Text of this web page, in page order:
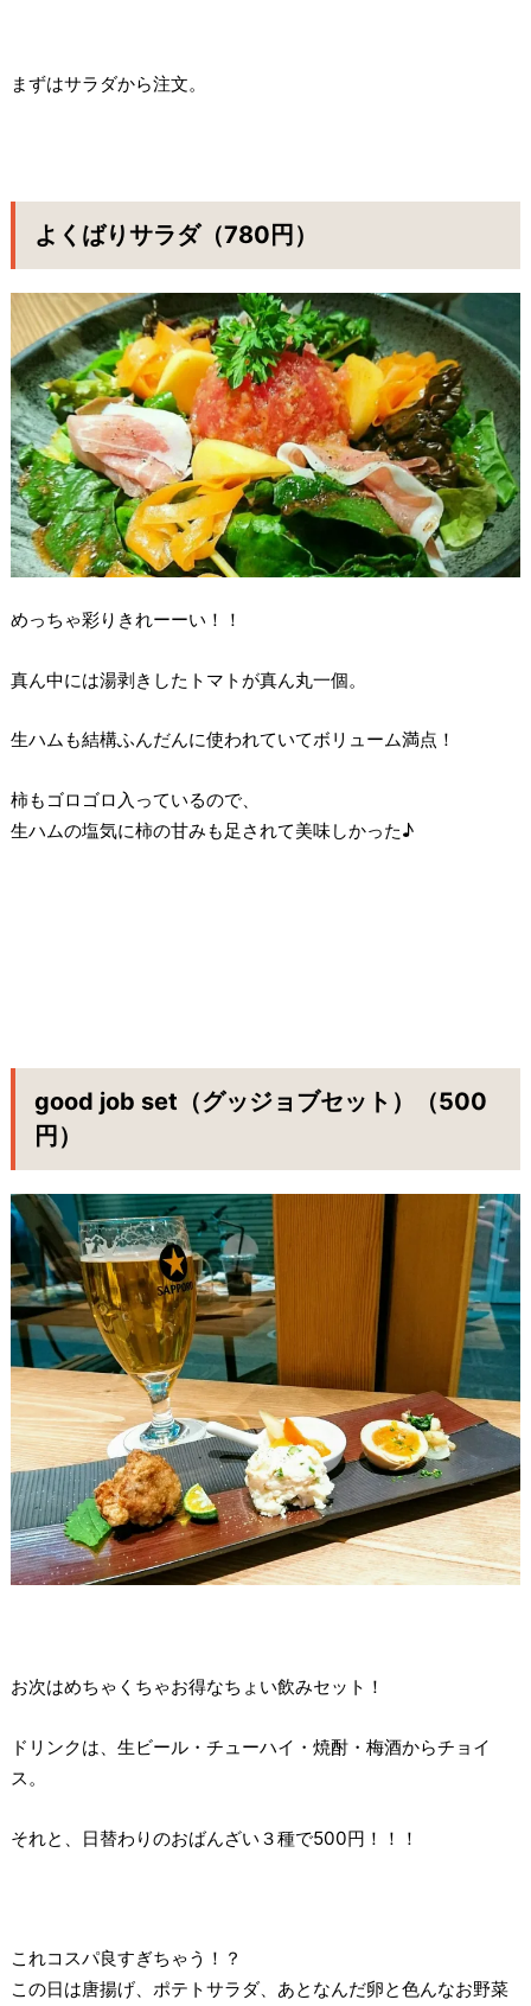
まずはサラダから注文。
よくばりサラダ（780円）
めっちゃ彩りきれーーい！！
真ん中には湯剥きしたトマトが真ん丸一個。
生ハムも結構ふんだんに使われていてボリューム満点！
柿もゴロゴロ入っているので、
生ハムの塩気に柿の甘みも足されて美味しかった♪
good job set（グッジョブセット）（500
円）
お次はめちゃくちゃお得なちょい飲みセット！
ドリンクは、生ビール・チューハイ・焼酎・梅酒からチョイ
ス。
それと、日替わりのおばんざい３種で500円！！！
これコスパ良すぎちゃう！？
この日は唐揚げ、ポテトサラダ、あとなんだ卵と色んなお野菜